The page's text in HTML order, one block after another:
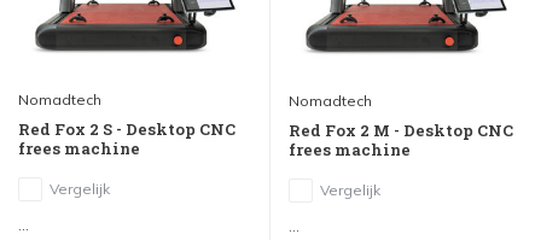
Nomadtech
Red Fox 2 S - Desktop CNC
frees machine
Vergelijk
Nomadtech
Red Fox 2 M - Desktop CNC
frees machine
Vergelijk